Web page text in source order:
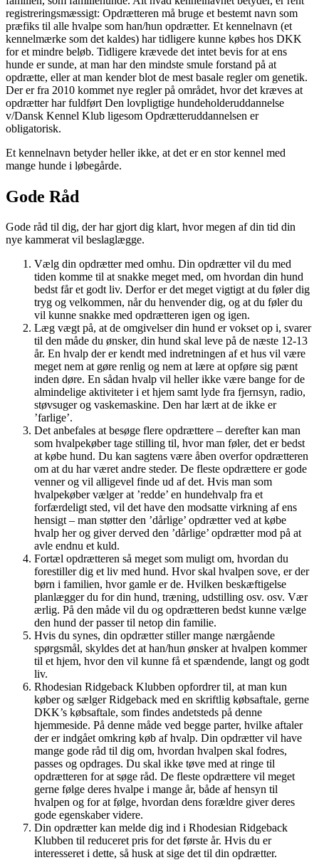
registreringsmæssigt: Opdrætteren må bruge et bestemt navn som
præfiks til alle hvalpe som han/hun opdrætter. Et kennelnavn (et
kennelmærke som det kaldes) har tidligere kunne købes hos DKK
for et mindre beløb. Tidligere krævede det intet bevis for at ens
hunde er sunde, at man har den mindste smule forstand på at
opdrætte, eller at man kender blot de mest basale regler om genetik.
Der er fra 2010 kommet nye regler på området, hvor det kræves at
opdrætter har fuldført Den lovpligtige hundeholderuddannelse
v/Dansk Kennel Klub ligesom Opdrætteruddannelsen er
obligatorisk.
Et kennelnavn betyder heller ikke, at det er en stor kennel med
mange hunde i løbegårde.
Gode Råd
Gode råd til dig, der har gjort dig klart, hvor megen af din tid din
nye kammerat vil beslaglægge.
Vælg din opdrætter med omhu. Din opdrætter vil du med
tiden komme til at snakke meget med, om hvordan din hund
bedst får et godt liv. Derfor er det meget vigtigt at du føler dig
tryg og velkommen, når du henvender dig, og at du føler du
vil kunne snakke med opdrætteren igen og igen.
Læg vægt på, at de omgivelser din hund er vokset op i, svarer
til den måde du ønsker, din hund skal leve på de næste 12-13
år. En hvalp der er kendt med indretningen af et hus vil være
meget nem at gøre renlig og nem at lære at opføre sig pænt
inden døre. En sådan hvalp vil heller ikke være bange for de
almindelige aktiviteter i et hjem samt lyde fra fjernsyn, radio,
støvsuger og vaskemaskine. Den har lært at de ikke er
’farlige’.
Det anbefales at besøge flere opdrættere – derefter kan man
som hvalpekøber tage stilling til, hvor man føler, det er bedst
at købe hund. Du kan sagtens være åben overfor opdrætteren
om at du har været andre steder. De fleste opdrættere er gode
venner og vil alligevel finde ud af det. Hvis man som
hvalpekøber vælger at ’redde’ en hundehvalp fra et
forfærdeligt sted, vil det have den modsatte virkning af ens
hensigt – man støtter den ’dårlige’ opdrætter ved at købe
hvalp her og giver derved den ’dårlige’ opdrætter mod på at
avle endnu et kuld.
Fortæl opdrætteren så meget som muligt om, hvordan du
forestiller dig et liv med hund. Hvor skal hvalpen sove, er der
børn i familien, hvor gamle er de. Hvilken beskæftigelse
planlægger du for din hund, træning, udstilling osv. osv. Vær
ærlig. På den måde vil du og opdrætteren bedst kunne vælge
den hund der passer til netop din familie.
Hvis du synes, din opdrætter stiller mange nærgående
spørgsmål, skyldes det at han/hun ønsker at hvalpen kommer
til et hjem, hvor den vil kunne få et spændende, langt og godt
liv.
Rhodesian Ridgeback Klubben opfordrer til, at man kun
køber og sælger Ridgeback med en skriftlig købsaftale, gerne
DKK’s købsaftale, som findes andetsteds på denne
hjemmeside. På denne måde ved begge parter, hvilke aftaler
der er indgået omkring køb af hvalp. Din opdrætter vil have
mange gode råd til dig om, hvordan hvalpen skal fodres,
passes og opdrages. Du skal ikke tøve med at ringe til
opdrætteren for at søge råd. De fleste opdrættere vil meget
gerne følge deres hvalpe i mange år, både af hensyn til
hvalpen og for at følge, hvordan dens forældre giver deres
gode egenskaber videre.
Din opdrætter kan melde dig ind i Rhodesian Ridgeback
Klubben til reduceret pris for det første år. Hvis du er
interesseret i dette, så husk at sige det til din opdrætter.